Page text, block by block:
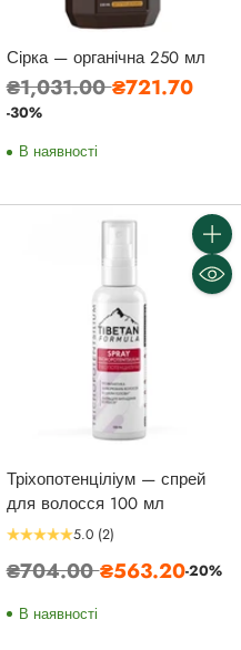
Сірка — органічна 250 мл
Звичайна
ціна
₴1,031.00₴721.70
-30%
В наявності
Тріхопотенціліум — спрей
для волосся 100 мл
5.0 (2)
Звичайна
₴704.00₴563.20-20%
В наявності